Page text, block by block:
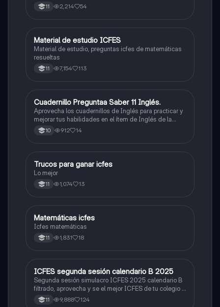
11 2,214 54
ICFES: Matemáticas
Material de estudio ICFES
Material de estudio, preguntas icfes de matemáticas
resueltas
11 7,154 113
ICFES: Inglés
Cuadernillo Preguntaa Saber 11 Inglés.
Aprovecha los cuadernillos de Inglés para practicar y
mejorar tus habilidades en el ítem de Inglés de la
Prueba Saber 11. 🫡
10 912 14
Química
Trucos para ganar icfes
Lo mejor
11 1,074 13
ICFES: Matemáticas
Matemáticas icfes
Icfes matemáticas
11 1,831 18
ICFES: Lectura Crítica
ICFES segunda sesión calendario B 2025
Segunda sesión simulacro ICFES 2025 calendario B
filtrado, aprovecha y se el mejor ICFES de tu colegio y
poder ingresar a universidad, y estudiar aquella
carrera con la que tanto sueñas.
11 9,888 124